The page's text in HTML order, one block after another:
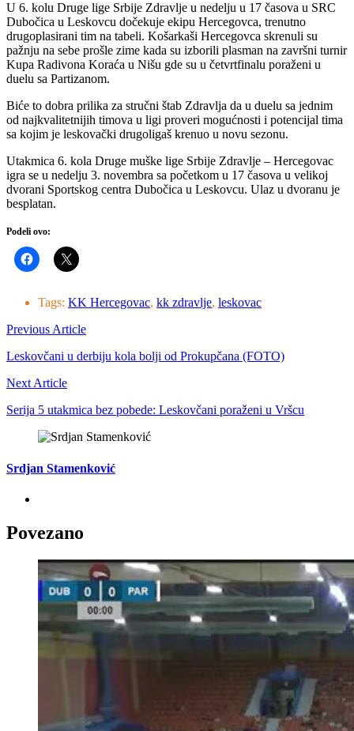
U 6. kolu Druge lige Srbije Zdravlje u nedelju u 17 časova u SRC
Dubočica u Leskovcu dočekuje ekipu Hercegovca, trenutno
drugoplasirani tim na tabeli. Košarkaši Hercegovca skrenuli su
pažnju na sebe prošle zime kada su izborili plasman na završni turnir
Kupa Radivona Koraća u Nišu gde su u četvrtfinalu poraženi u
duelu sa Partizanom.
Biće to dobra prilika za stručni štab Zdravlja da u duelu sa jednim
od najkvalitetnijih timova u ligi proveri mogućnosti i potencijal tima
sa kojim je leskovački drugoligaš krenuo u novu sezonu.
Utakmica 6. kola Druge muške lige Srbije Zdravlje – Hercegovac
igra se u nedelju 3. novembra sa početkom u 17 časova u velikoj
dvorani Sportskog centra Dubočica u Leskovcu. Ulaz u dvoranu je
besplatan.
Podeli ovo:
Tags: KK Hercegovac, kk zdravlje, leskovac
Previous Article
Leskovčani u derbiju kola bolji od Prokupčana (FOTO)
Next Article
Serija 5 utakmica bez pobede: Leskovčani poraženi u Vršcu
Srdjan Stamenković
Povezano